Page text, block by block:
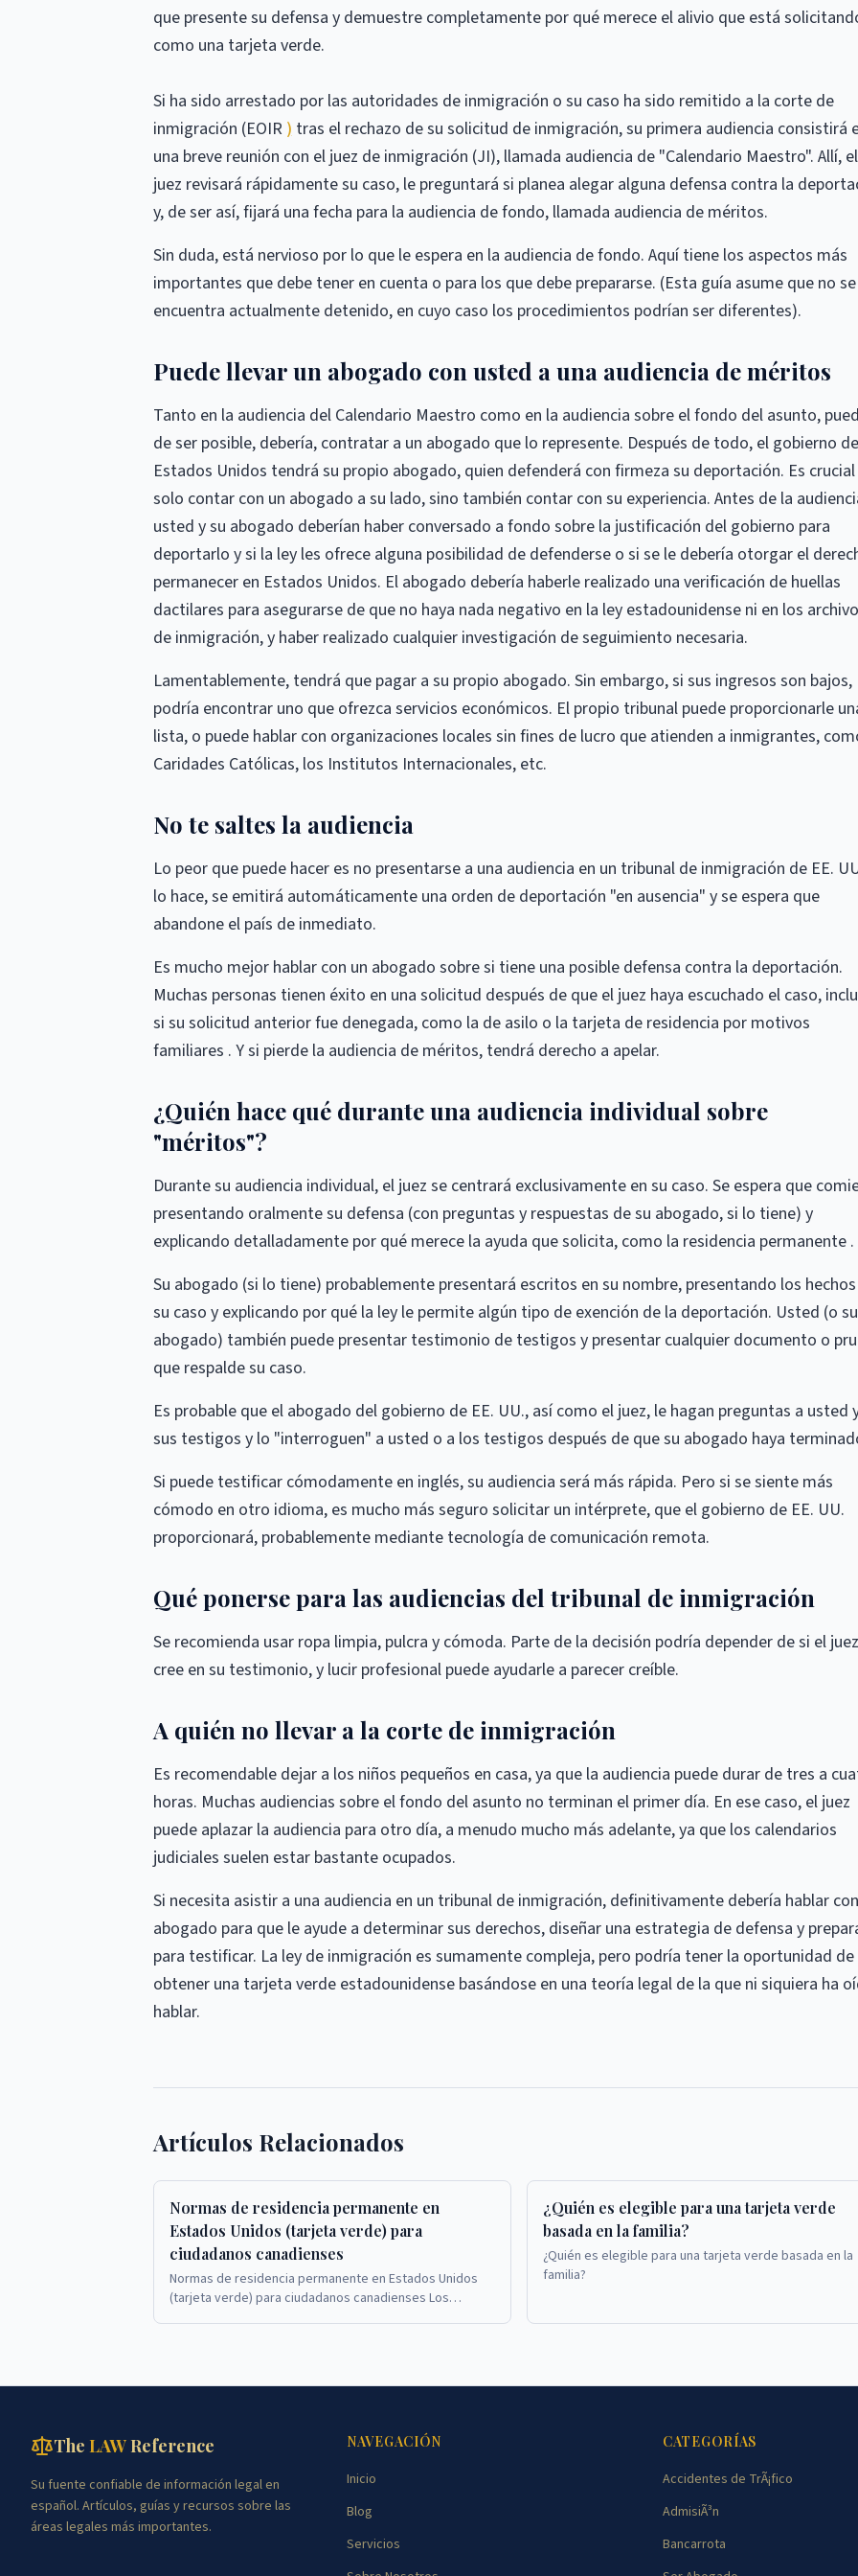
que presente su defensa y demuestre completamente por qué merece el alivio que está
como una tarjeta verde.
Si ha sido arrestado por las autoridades de inmigración o su caso ha sido remitido a la corte de
inmigración (EOIR ) tras el rechazo de su solicitud de inmigración, su primera audiencia consistirá
una breve reunión con el juez de inmigración (JI), llamada audiencia de "Calendario Maestro". Allí, el
juez revisará rápidamente su caso, le preguntará si planea alegar alguna defensa contra la
y, de ser así, fijará una fecha para la audiencia de fondo, llamada audiencia de méritos.
Sin duda, está nervioso por lo que le espera en la audiencia de fondo. Aquí tiene los aspectos más
importantes que debe tener en cuenta o para los que debe prepararse. (Esta guía asume que no se
encuentra actualmente detenido, en cuyo caso los procedimientos podrían ser diferentes).
Puede llevar un abogado con usted a una audiencia de méritos
Tanto en la audiencia del Calendario Maestro como en la audiencia sobre el fondo del asunto,
de ser posible, debería, contratar a un abogado que lo represente. Después de todo, el gobierno de
Estados Unidos tendrá su propio abogado, quien defenderá con firmeza su deportación. Es
solo contar con un abogado a su lado, sino también contar con su experiencia. Antes de la
usted y su abogado deberían haber conversado a fondo sobre la justificación del gobierno para
deportarlo y si la ley les ofrece alguna posibilidad de defenderse o si se le debería otorgar el
permanecer en Estados Unidos. El abogado debería haberle realizado una verificación de huellas
dactilares para asegurarse de que no haya nada negativo en la ley estadounidense ni en los
de inmigración, y haber realizado cualquier investigación de seguimiento necesaria.
Lamentablemente, tendrá que pagar a su propio abogado. Sin embargo, si sus ingresos son bajos,
podría encontrar uno que ofrezca servicios económicos. El propio tribunal puede proporcionarle
lista, o puede hablar con organizaciones locales sin fines de lucro que atienden a inmigrantes,
Caridades Católicas, los Institutos Internacionales, etc.
No te saltes la audiencia
Lo peor que puede hacer es no presentarse a una audiencia en un tribunal de inmigración de EE.
lo hace, se emitirá automáticamente una orden de deportación "en ausencia" y se espera que
abandone el país de inmediato.
Es mucho mejor hablar con un abogado sobre si tiene una posible defensa contra la deportación.
Muchas personas tienen éxito en una solicitud después de que el juez haya escuchado el caso,
si su solicitud anterior fue denegada, como la de asilo o la tarjeta de residencia por motivos
familiares . Y si pierde la audiencia de méritos, tendrá derecho a apelar.
¿Quién hace qué durante una audiencia individual sobre
"méritos"?
Durante su audiencia individual, el juez se centrará exclusivamente en su caso. Se espera que
presentando oralmente su defensa (con preguntas y respuestas de su abogado, si lo tiene) y
explicando detalladamente por qué merece la ayuda que solicita, como la residencia permanente .
Su abogado (si lo tiene) probablemente presentará escritos en su nombre, presentando los
su caso y explicando por qué la ley le permite algún tipo de exención de la deportación. Usted (o su
abogado) también puede presentar testimonio de testigos y presentar cualquier documento o
que respalde su caso.
Es probable que el abogado del gobierno de EE. UU., así como el juez, le hagan preguntas a usted
sus testigos y lo "interroguen" a usted o a los testigos después de que su abogado haya
Si puede testificar cómodamente en inglés, su audiencia será más rápida. Pero si se siente más
cómodo en otro idioma, es mucho más seguro solicitar un intérprete, que el gobierno de EE. UU.
proporcionará, probablemente mediante tecnología de comunicación remota.
Qué ponerse para las audiencias del tribunal de inmigración
Se recomienda usar ropa limpia, pulcra y cómoda. Parte de la decisión podría depender de si el juez
cree en su testimonio, y lucir profesional puede ayudarle a parecer creíble.
A quién no llevar a la corte de inmigración
Es recomendable dejar a los niños pequeños en casa, ya que la audiencia puede durar de tres a
horas. Muchas audiencias sobre el fondo del asunto no terminan el primer día. En ese caso, el juez
puede aplazar la audiencia para otro día, a menudo mucho más adelante, ya que los calendarios
judiciales suelen estar bastante ocupados.
Si necesita asistir a una audiencia en un tribunal de inmigración, definitivamente debería hablar
abogado para que le ayude a determinar sus derechos, diseñar una estrategia de defensa y
para testificar. La ley de inmigración es sumamente compleja, pero podría tener la oportunidad de
obtener una tarjeta verde estadounidense basándose en una teoría legal de la que ni siquiera ha
hablar.
Artículos Relacionados
Normas de residencia permanente en
Estados Unidos (tarjeta verde) para
ciudadanos canadienses
Normas de residencia permanente en Estados Unidos
(tarjeta verde) para ciudadanos canadienses Los
¿Quién es elegible para una tarjeta verde
basada en la familia?
¿Quién es elegible para una tarjeta verde basada en la
familia?
The LAWReference
Su fuente confiable de información legal en
español. Artículos, guías y recursos sobre las
áreas legales más importantes.
NAVEGACIÓN
Inicio
Blog
Servicios
CATEGORÍAS
Accidentes de TrÃ¡fico
AdmisiÃ³n
Bancarrota